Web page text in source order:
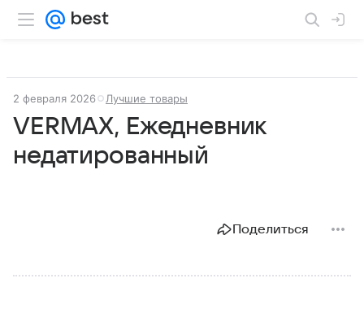
2 февраля 2026 Лучшие товары
VERMAX, Ежедневник
недатированный
Поделиться